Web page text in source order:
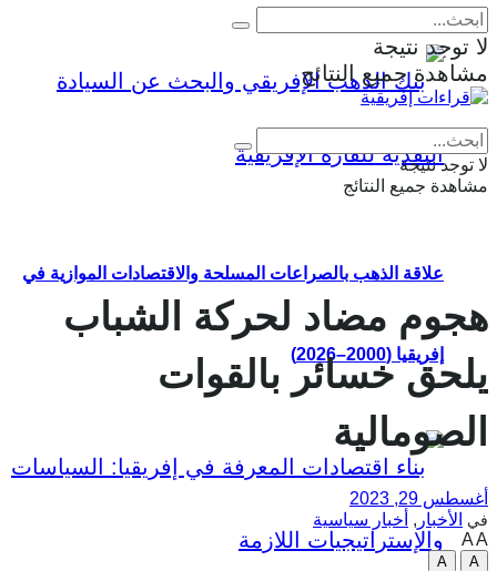
علاقة الذهب بالصراعات المسلحة والاقتصادات الموازية في
إفريقيا (2000–2026)
لا توجد نتيجة
مشاهدة جميع النتائج
لا توجد نتيجة
مشاهدة جميع النتائج
هجوم مضاد لحركة الشباب
يلحق خسائر بالقوات
الصومالية
أغسطس 29, 2023
في الأخبار , أخبار سياسية
AA
A
A